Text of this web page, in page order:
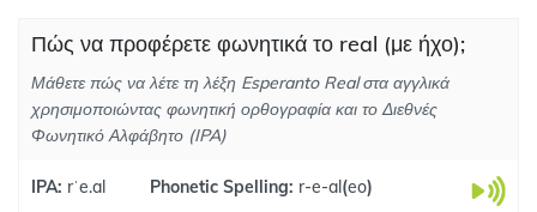
Πώς να προφέρετε φωνητικά το real (με ήχο);
Μάθετε πώς να λέτε τη λέξη Esperanto Real στα αγγλικά
χρησιμοποιώντας φωνητική ορθογραφία και το Διεθνές
Φωνητικό Αλφάβητο (IPA)
IPA: rˈe.al Phonetic Spelling: r-e-al(eo)